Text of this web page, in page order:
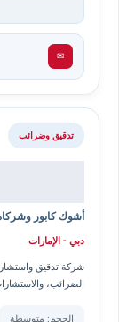
✉
تدقيق وضرائب
أشوك كابور
دبي - الإمارات
الضرائب،
الحجم: متوسطة